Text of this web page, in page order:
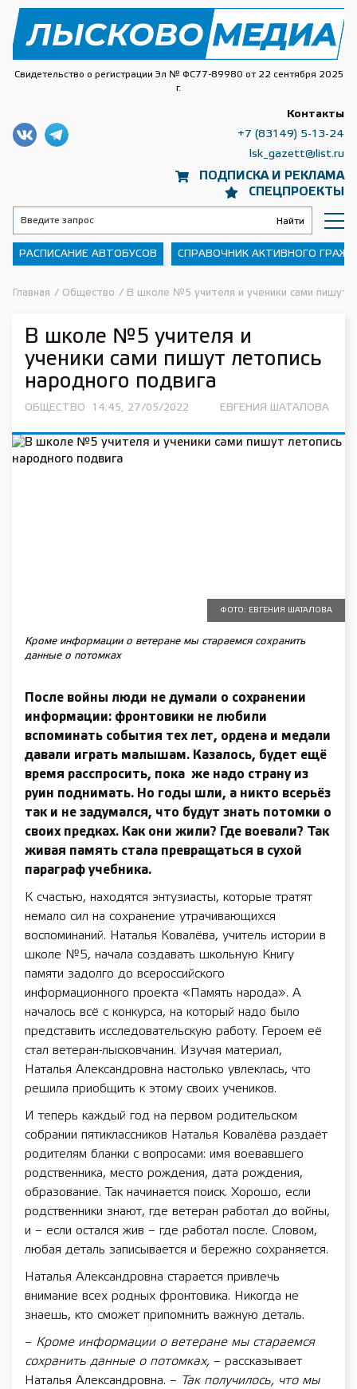
Свидетельство о регистрации Эл № ФС77-89980 от 22 сентября 2025
г.
ПОДПИСКА И РЕКЛАМА
СПЕЦПРОЕКТЫ
Контакты
+7 (83149) 5-13-24
lsk_gazett@list.ru
РАСПИСАНИЕ АВТОБУСОВ СПРАВОЧНИК АКТИВНОГО
Главная / Общество / В школе №5 учителя и ученики сами пишут
В школе №5 учителя и
ученики сами пишут летопись
народного подвига
ОБЩЕСТВО 14:45, 27/05/2022 ЕВГЕНИЯ ШАТАЛОВА
ФОТО: ЕВГЕНИЯ ШАТАЛОВА
Кроме информации о ветеране мы стараемся сохранить
данные о потомках
После войны люди не думали о сохранении
информации: фронтовики не любили
вспоминать события тех лет, ордена и медали
давали играть малышам. Казалось, будет ещё
время расспросить, пока же надо страну из
руин поднимать. Но годы шли, а никто всерьёз
так и не задумался, что будут знать потомки о
своих предках. Как они жили? Где воевали? Так
живая память стала превращаться в сухой
параграф учебника.
К счастью, находятся энтузиасты, которые тратят
немало сил на сохранение утрачивающихся
воспоминаний. Наталья Ковалёва, учитель истории в
школе №5, начала создавать школьную Книгу
памяти задолго до всероссийского
информационного проекта «Память народа». А
началось всё с конкурса, на который надо было
представить исследовательскую работу. Героем её
стал ветеран-лысковчанин. Изучая материал,
Наталья Александровна настолько ­увлеклась, что
решила приобщить к этому своих учеников.
И теперь каждый год на первом родительском
собрании пятиклассников Наталья Ковалёва раздаёт
родителям бланки с вопросами: имя воевавшего
родственника, место рождения, дата рождения,
образование. Так начинается поиск. Хорошо, если
родственники знают, где ветеран работал до войны,
и – если остался жив – где работал после. Словом,
любая деталь записывается и бережно сохраняется.
Наталья Александровна старается привлечь
внимание всех родных фронтовика. Никогда не
знаешь, кто сможет припомнить важную деталь.
– Кроме информации о ветеране мы стараемся
сохранить данные о потомках, – рассказывает
Наталья Александровна. –
Так получилось, что мы